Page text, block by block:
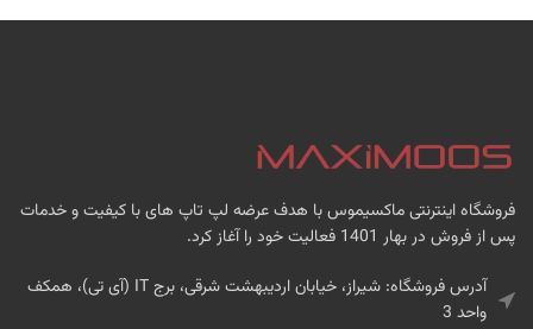
فروشگاه اینترنتی ماکسیموس با هدف عرضه لپ تاپ های با کیفیت و خدمات
پس از فروش در بهار 1401 فعالیت خود را آغاز کرد.
آدرس فروشگاه: شیراز، خیابان اردیبهشت شرقی، برج IT (آی تی)، همکف
واحد 3